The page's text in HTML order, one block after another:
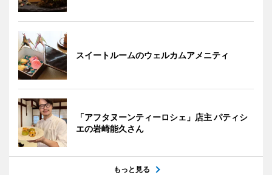
スイートルームのウェルカムアメニティ
「アフタヌーンティーロシェ」店主 パティシ
エの岩崎能久さん
もっと見る